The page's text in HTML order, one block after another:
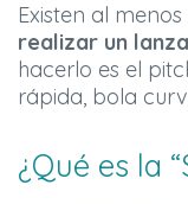
Existen al menos
realizar un
hacerlo es el
rápida, bola
¿Qué es la